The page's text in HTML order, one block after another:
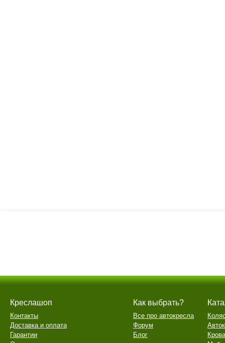
Креслашоп
Контакты
Доставка и оплата
Гарантии
Как выбрать?
Все про автокресла
Форум
Блог